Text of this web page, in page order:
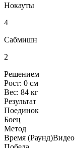
Нокауты
4
Сабмишн
2
Решением
Рост: 0 см
Вес: 84 кг
Результат
Поединок
Боец
Метод
Время (Раунд)Видео